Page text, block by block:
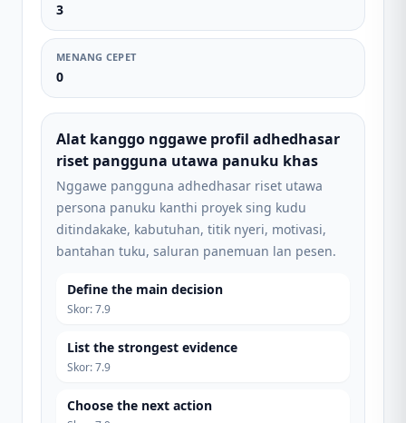
3
MENANG CEPET
0
Alat kanggo nggawe profil adhedhasar
riset pangguna utawa panuku khas
Nggawe pangguna adhedhasar riset utawa
persona panuku kanthi proyek sing kudu
ditindakake, kabutuhan, titik nyeri, motivasi,
bantahan tuku, saluran panemuan lan pesen.
Define the main decision
Skor:7.9
List the strongest evidence
Skor:7.9
Choose the next action